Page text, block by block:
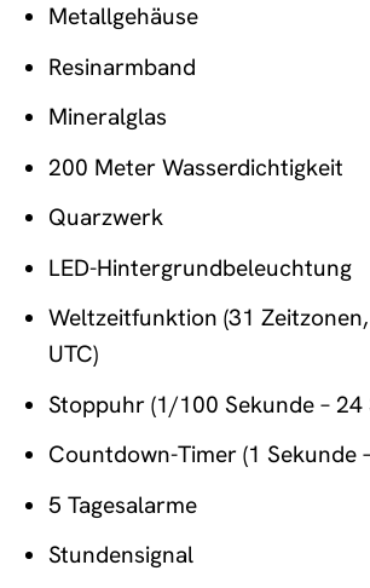
Metallgehäuse
Resinarmband
Mineralglas
200 Meter Wasserdichtigkeit
Quarzwerk
LED-Hintergrundbeleuchtung
Weltzeitfunktion (31
UTC)
Stoppuhr (1/100 Sekunde – 24
Countdown-Timer (1 Sekunde
5 Tagesalarme
Stundensignal